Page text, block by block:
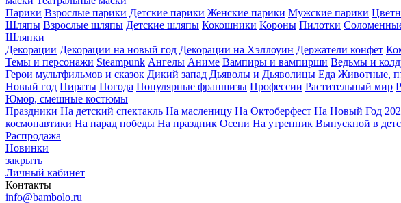
Парики Взрослые парики Детские парики Женские парики Мужские парики
Шляпы Взрослые шляпы Детские шляпы Кокошники Короны Пилотки
Шляпки
Декорации Декорации на новый год Декорации на Хэллоуин Держатели конфет
Темы и персонажи Steampunk Ангелы Аниме Вампиры и вампирши Ведьмы и
Герои мультфильмов и сказок Дикий запад Дьяволы и Дьяволицы Еда Животные,
Новый год Пираты Погода Популярные франшизы Профессии Растительный мир
Юмор, смешные костюмы
Праздники На детский спектакль На масленицу На Октоберфест На Новый Год
космонавтики На парад победы На праздник Осени На утренник Выпускной в
Распродажа
Новинки
закрыть
Личный кабинет
Контакты
info@bambolo.ru